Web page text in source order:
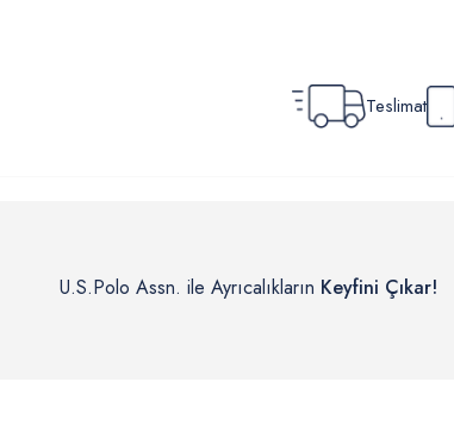
Teslimat
U.S.Polo Assn. ile Ayrıcalıkların Keyfini Çıkar!